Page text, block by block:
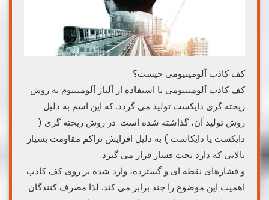
کف کاذب آلومینیومی چیست؟
کف کاذب آلومینیومی با استفاده از آلیاژ آلومینیوم به روش
ریخته گری دایکست تولید می گردد. که این اسم به دلیل
روش تولید آن، گذاشته شده است. در روش ریخته گری (
دایکست یا دایکاست ) به دلیل افزایش تراکم مقاومت بسیار
بالایی که دارد تحت فشار قرار می گیرد.
و فشارهای نقطه ای و گسترده، وارد شده بر روی کف کاذب
اهمیت این موضوع را چند برابر می کند. لذا مصرف کنندگان